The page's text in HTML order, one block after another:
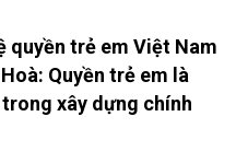
quyền trẻ em Việt Nam
Quyền trẻ em là
xây dựng chính